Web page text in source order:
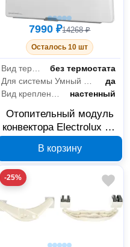
7990 ₽14268 ₽
Осталось 10 шт
Вид термостата
без термостата
Для системы Умный дом
да
настенный
Отопительный модуль
конвектора Electrolux Air
ECH/AG2-2000 T
НС-1081912
В корзину
-25%